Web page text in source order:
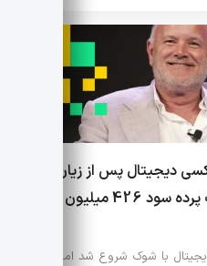
دیجیتال پس از زیان
482 میلیون دلاری؛ پشت پرده سود 426 میلیون
با شوک شروع شد اما